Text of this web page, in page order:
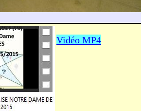
Vidéo MP4